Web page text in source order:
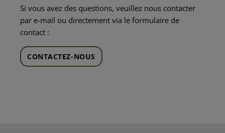
Si vous avez des questions, veuillez nous contacter
par e-mail ou directement via le formulaire de
contact :
CONTACTEZ-NOUS